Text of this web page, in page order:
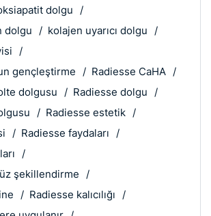
dolgu
dolgu
kolajen uyarıcı dolgu
gençleştirme
Radiesse CaHA
dolgusu
Radiesse dolgu
Radiesse estetik
Radiesse faydaları
şekillendirme
Radiesse kalıcılığı